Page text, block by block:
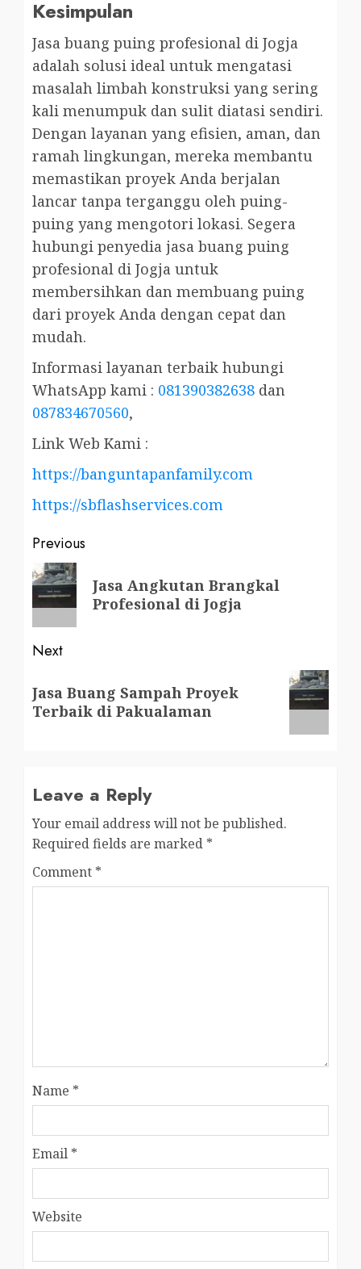
Kesimpulan
Jasa buang puing profesional di Jogja
adalah solusi ideal untuk mengatasi
masalah limbah konstruksi yang sering
kali menumpuk dan sulit diatasi sendiri.
Dengan layanan yang efisien, aman, dan
ramah lingkungan, mereka membantu
memastikan proyek Anda berjalan
lancar tanpa terganggu oleh puing-
puing yang mengotori lokasi. Segera
hubungi penyedia jasa buang puing
profesional di Jogja untuk
membersihkan dan membuang puing
dari proyek Anda dengan cepat dan
mudah.
Informasi layanan terbaik hubungi
WhatsApp kami : 081390382638 dan
087834670560,
Link Web Kami :
https://banguntapanfamily.com
https://sbflashservices.com
Post
navigation
Previous
Previous
post:
Jasa Angkutan Brangkal
Profesional di Jogja
Next
post:
Jasa Buang Sampah Proyek
Terbaik di Pakualaman
Leave a Reply
Your email address will not be published.
Required fields are marked *
Comment *
Name *
Email *
Website